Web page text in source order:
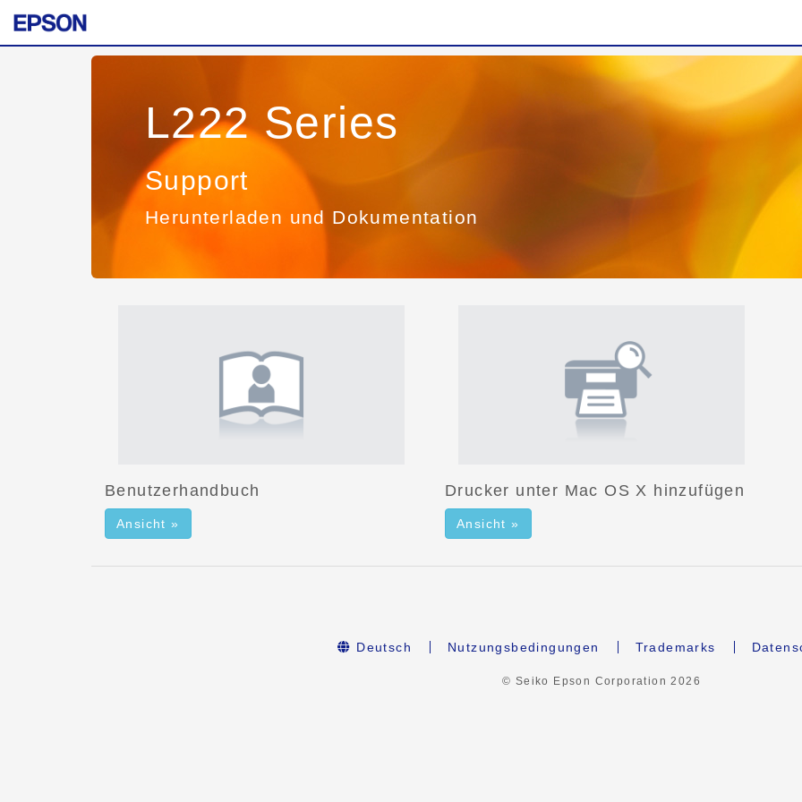
L222 Series
Support
Herunterladen und Dokumentation
Benutzerhandbuch
Ansicht »
Drucker unter Mac OS X hinzufügen
Ansicht »
Deutsch Nutzungsbedingungen Trademarks
© Seiko Epson Corporation 2026